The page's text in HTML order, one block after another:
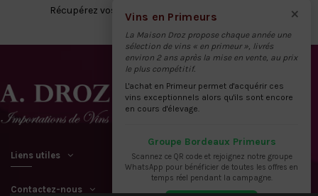
Récupérez vos vins directement à notre dépôt
Liens utiles
Contactez-nous
×
Vins en Primeurs
La Maison Droz propose chaque année une
sélection de vins « en primeur », livrés
environ 2 ans après la mise en vente, au prix
le plus compétitif.
L'achat en Primeur permet d'acquérir ces
vins exceptionnels alors qu'ils sont encore
en cours d'élevage.
Groupe Bordeaux Primeurs
Scannez ce QR code et rejoignez notre groupe
WhatsApp pour bénéficier de toutes les offres en
temps réel pendant la campagne.